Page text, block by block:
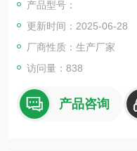
发货客户可根据自身科研
和相应的细胞密度
产品型号：
更新时间：2025-06-28
厂商性质：生产厂家
访问量：838
产品咨询